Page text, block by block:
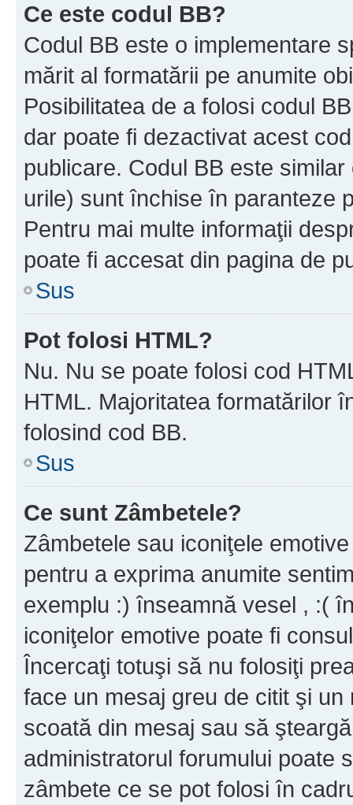
Ce este codul BB?
Codul BB este o implementare
mărit al formatării pe anumite
Posibilitatea de a folosi codul
dar poate fi dezactivat acest
publicare. Codul BB este
urile) sunt închise în paranteze
Pentru mai multe informaţii
poate fi accesat din pagina de
Sus
Pot folosi HTML?
Nu. Nu se poate folosi cod
HTML. Majoritatea formatărilor
folosind cod BB.
Sus
Ce sunt Zâmbetele?
Zâmbetele sau iconiţele
pentru a exprima anumite
exemplu :) înseamnă vesel , :(
iconiţelor emotive poate fi
Încercaţi totuşi să nu folosiţi
face un mesaj greu de citit şi
scoată din mesaj sau să
administratorul forumului poate
zâmbete ce se pot folosi în